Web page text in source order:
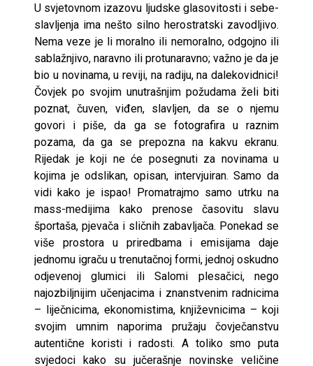
U svjetovnom izazovu ljudske glasovitosti i sebe-
slavljenja ima nešto silno herostratski zavodljivo.
Nema veze je li moralno ili nemoralno, odgojno ili
sablažnjivo, naravno ili protunaravno; važno je da je
bio u novinama, u reviji, na radiju, na dalekovidnici!
Čovjek po svojim unutrašnjim požudama želi biti
poznat, čuven, viđen, slavljen, da se o njemu
govori i piše, da ga se fotografira u raznim
pozama, da ga se prepozna na kakvu ekranu.
Rijedak je koji ne će posegnuti za novinama u
kojima je odslikan, opisan, intervjuiran. Samo da
vidi kako je ispao! Promatrajmo samo utrku na
mass-medijima kako prenose časovitu slavu
športaša, pjevača i sličnih zabavljača. Ponekad se
više prostora u priredbama i emisijama daje
jednomu igraču u trenutačnoj formi, jednoj oskudno
odjevenoj glumici ili Salomi plesačici, nego
najozbiljnijim učenjacima i znanstvenim radnicima
– liječnicima, ekonomistima, književnicima – koji
svojim umnim naporima pružaju čovječanstvu
autentične koristi i radosti. A toliko smo puta
svjedoci kako su jučerašnje novinske veličine